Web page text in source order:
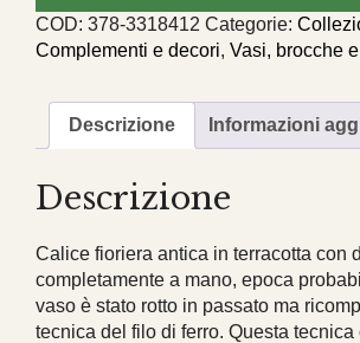
COD: 378-3318412 Categorie:
Complementi e decori, Vasi, brocche
Descrizione Informazioni
Descrizione
Calice fioriera antica in terracotta con
completamente a mano, epoca
vaso è stato rotto in passato ma
tecnica del filo di ferro. Questa